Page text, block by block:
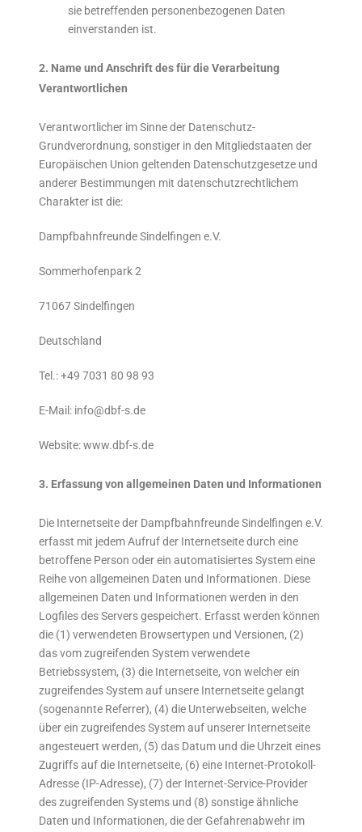
sie betreffenden personenbezogenen Daten
einverstanden ist.
2. Name und Anschrift des für die Verarbeitung
Verantwortlichen
Verantwortlicher im Sinne der Datenschutz-
Grundverordnung, sonstiger in den Mitgliedstaaten der
Europäischen Union geltenden Datenschutzgesetze und
anderer Bestimmungen mit datenschutzrechtlichem
Charakter ist die:
Dampfbahnfreunde Sindelfingen e.V.
Sommerhofenpark 2
71067 Sindelfingen
Deutschland
Tel.: +49 7031 80 98 93
E-Mail: info@dbf-s.de
Website: www.dbf-s.de
3. Erfassung von allgemeinen Daten und Informationen
Die Internetseite der Dampfbahnfreunde Sindelfingen e.V.
erfasst mit jedem Aufruf der Internetseite durch eine
betroffene Person oder ein automatisiertes System eine
Reihe von allgemeinen Daten und Informationen. Diese
allgemeinen Daten und Informationen werden in den
Logfiles des Servers gespeichert. Erfasst werden können
die (1) verwendeten Browsertypen und Versionen, (2)
das vom zugreifenden System verwendete
Betriebssystem, (3) die Internetseite, von welcher ein
zugreifendes System auf unsere Internetseite gelangt
(sogenannte Referrer), (4) die Unterwebseiten, welche
über ein zugreifendes System auf unserer Internetseite
angesteuert werden, (5) das Datum und die Uhrzeit eines
Zugriffs auf die Internetseite, (6) eine Internet-Protokoll-
Adresse (IP-Adresse), (7) der Internet-Service-Provider
des zugreifenden Systems und (8) sonstige ähnliche
Daten und Informationen, die der Gefahrenabwehr im